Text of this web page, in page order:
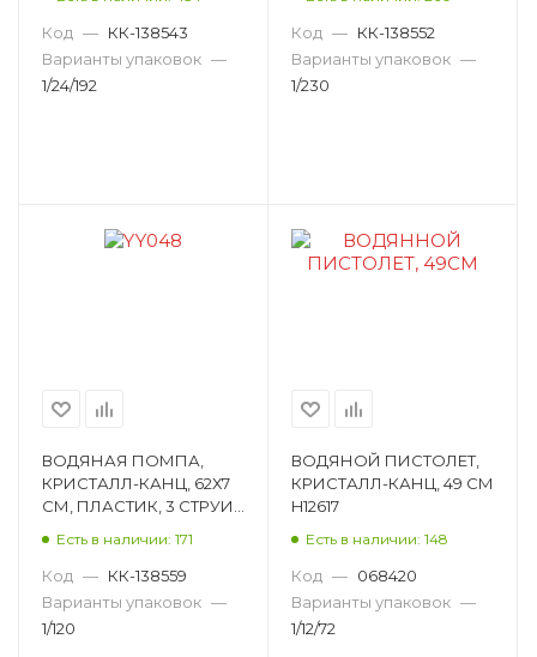
Код — КК-138543
Варианты упаковок —
1/24/192
Код — КК-138552
Варианты упаковок —
1/230
ВОДЯНАЯ ПОМПА,
КРИСТАЛЛ-КАНЦ, 62Х7
СМ, ПЛАСТИК, 3 СТРУИ,
Есть в наличии: 171
Код — КК-138559
Варианты упаковок —
1/120
ВОДЯНОЙ ПИСТОЛЕТ,
КРИСТАЛЛ-КАНЦ, 49 СМ
H12617
Есть в наличии: 148
Код — 068420
Варианты упаковок —
1/12/72